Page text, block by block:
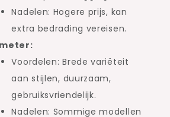
Nadelen: Hogere prijs, kan
extra bedrading vereisen.
Voordelen: Brede variëteit
aan stijlen, duurzaam,
gebruiksvriendelijk.
Nadelen: Sommige modellen